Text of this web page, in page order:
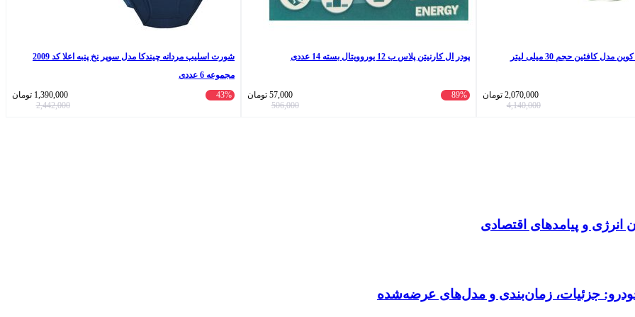
کافئین حجم 30 میلی لیتر
2,070,000 تومان
4,140,000
پودر ال کارنیتن پلاس ب 12 یوروویتال بسته 14 عددی
89%
57,000 تومان
506,000
شورت اسلیپ مردانه چیندکا مدل سوپر نخ پنبه اعلا کد 2009
مجموعه 6 عددی
43%
1,390,000 تومان
2,442,000
و پیامدهای اقتصادی
جزئیات، زمان‌بندی و مدل‌های عرضه‌شده